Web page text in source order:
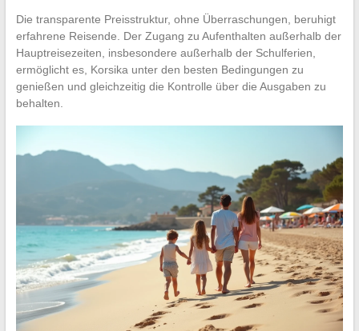
Die transparente Preisstruktur, ohne Überraschungen, beruhigt
erfahrene Reisende. Der Zugang zu Aufenthalten außerhalb der
Hauptreisezeiten, insbesondere außerhalb der Schulferien,
ermöglicht es, Korsika unter den besten Bedingungen zu
genießen und gleichzeitig die Kontrolle über die Ausgaben zu
behalten.